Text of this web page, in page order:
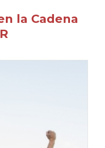
la Cadena